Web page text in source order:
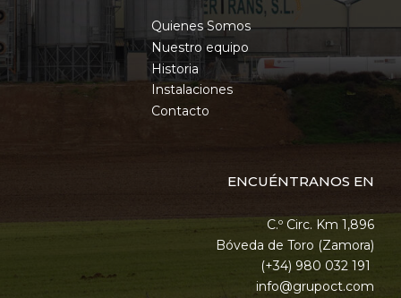
Quienes Somos
Nuestro equipo
Historia
Instalaciones
Contacto
ENCUÉNTRANOS EN
C.º Circ. Km 1,896
Bóveda de Toro (Zamora)
(+34) 980 032 191
info@grupoct.com